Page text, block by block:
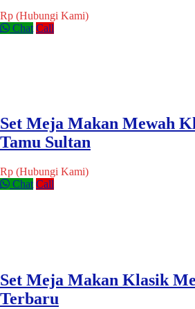
Rp (Hubungi Kami)
Chat Call
Set Meja Makan Mewah
Tamu Sultan
Rp (Hubungi Kami)
Chat Call
Set Meja Makan Klasik
Terbaru